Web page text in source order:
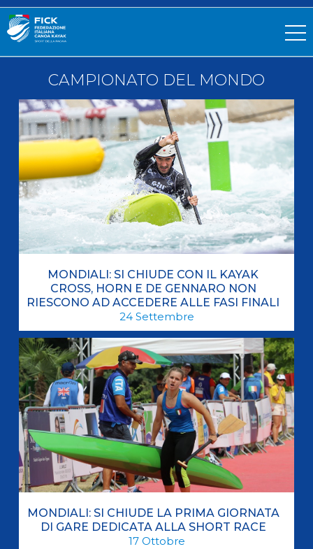
CAMPIONATO DEL MONDO
MONDIALI: SI CHIUDE CON IL KAYAK
CROSS, HORN E DE GENNARO NON
RIESCONO AD ACCEDERE ALLE FASI FINALI
24 Settembre
MONDIALI: SI CHIUDE LA PRIMA GIORNATA
DI GARE DEDICATA ALLA SHORT RACE
17 Ottobre